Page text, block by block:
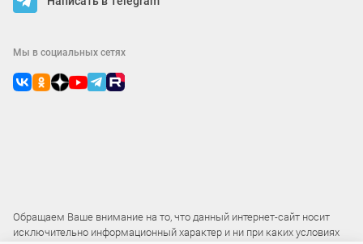
Мы в социальных сетях
Обращаем Ваше внимание на то, что данный интернет-сайт носит
исключительно информационный характер и ни при каких условиях